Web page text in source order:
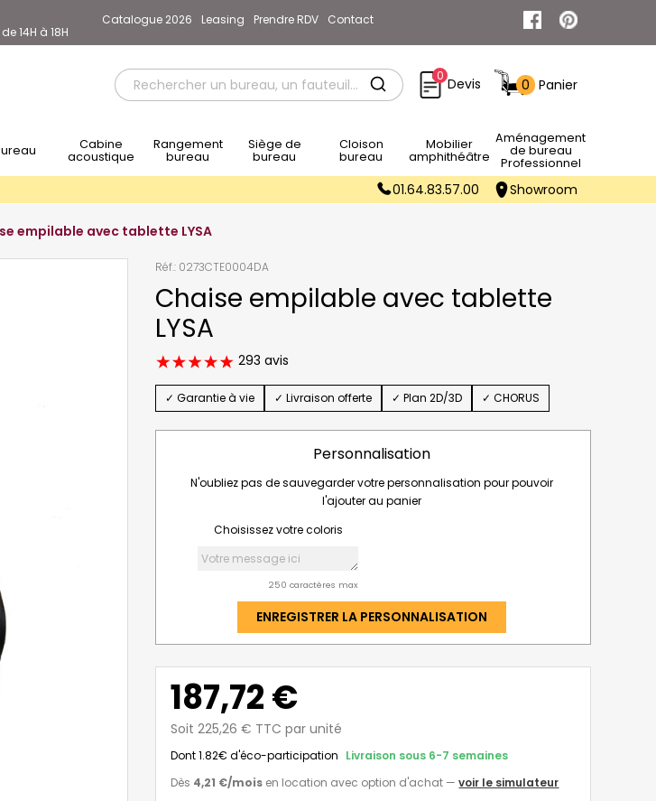
14H à 18H
Catalogue 2026 Leasing Prendre RDV Contact
Rechercher
0 Devis 0 Panier
Bureau
Cabine
acoustique
Rangement
bureau
Siège de
bureau
Cloison
bureau
Mobilier
amphithéâtre
Aménagement
de bureau
Professionnel
01.64.83.57.00 Showroom
empilable avec tablette LYSA
Réf.: 0273CTE0004DA
Chaise empilable avec tablette
LYSA
293 avis
✓ Garantie à vie ✓ Livraison offerte ✓ Plan 2D/3D ✓ CHORUS
Personnalisation
N'oubliez pas de sauvegarder votre personnalisation pour pouvoir
l'ajouter au panier
Choisissez votre coloris
250 caractères max
ENREGISTRER LA PERSONNALISATION
187,72 €
Soit 225,26 € TTC par unité
Dont 1.82€ d'éco-participation Livraison sous 6-7 semaines
Dès 4,21 €/mois en location avec option d'achat —voir le simulateur